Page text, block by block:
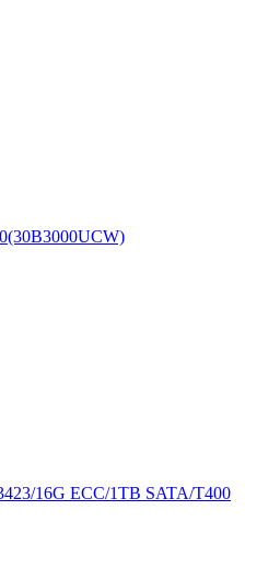
16G ECC/1TB SATA/T400